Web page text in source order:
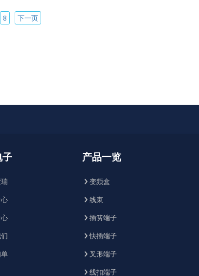
8 下一页
子
瑞
心
心
单
产品一览
变频盒
线束
插簧端子
快插端子
叉形端子
线扣端子